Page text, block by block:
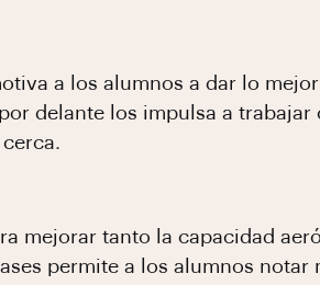
a los alumnos a dar lo
delante los impulsa a
mejorar tanto la capacidad
permite a los alumnos